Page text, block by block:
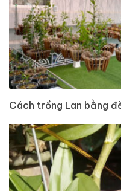
Cách trồng Lan bằng